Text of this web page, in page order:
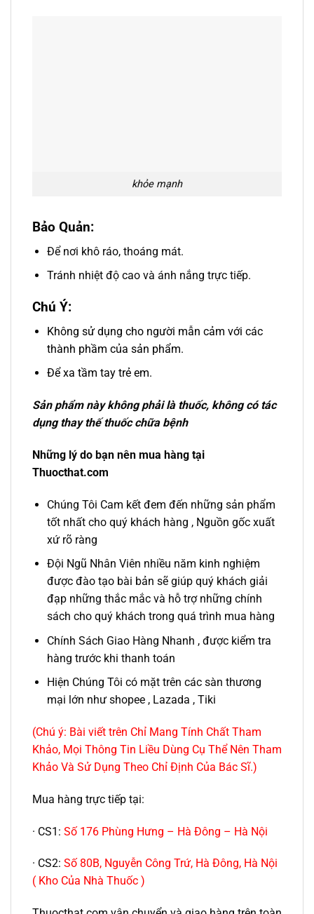
khỏe mạnh
Bảo Quản:
Để nơi khô ráo, thoáng mát.
Tránh nhiệt độ cao và ánh nắng trực tiếp.
Chú Ý:
Không sử dụng cho người mẫn cảm với các
thành phầm của sản phẩm.
Để xa tầm tay trẻ em.
Sản phẩm này không phải là thuốc, không có tác
dụng thay thế thuốc chữa bệnh
Những lý do bạn nên mua hàng tại
Thuocthat.com
Chúng Tôi Cam kết đem đến những sản phẩm
tốt nhất cho quý khách hàng , Nguồn gốc xuất
xứ rõ ràng
Đội Ngũ Nhân Viên nhiều năm kinh nghiệm
được đào tạo bài bản sẽ giúp quý khách giải
đạp những thắc mắc và hỗ trợ những chính
sách cho quý khách trong quá trình mua hàng
Chính Sách Giao Hàng Nhanh , được kiểm tra
hàng trước khi thanh toán
Hiện Chúng Tôi có mặt trên các sàn thương
mại lớn như shopee , Lazada , Tiki
(Chú ý: Bài viết trên Chỉ Mang Tính Chất Tham
Khảo, Mọi Thông Tin Liều Dùng Cụ Thể Nên Tham
Khảo Và Sử Dụng Theo Chỉ Định Của Bác Sĩ.)
Mua hàng trực tiếp tại:
· CS1: Số 176 Phùng Hưng – Hà Đông – Hà Nội
· CS2: Số 80B, Nguyễn Công Trứ, Hà Đông, Hà Nội
( Kho Của Nhà Thuốc )